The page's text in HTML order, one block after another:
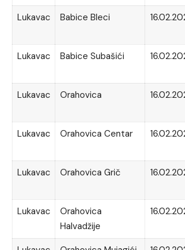
Lukavac
Babice Bleci
Lukavac
Babice Subašići
Lukavac
Orahovica
Lukavac
Orahovica Centar
Lukavac
Orahovica Grič
Lukavac
Orahovica
Halvadžije